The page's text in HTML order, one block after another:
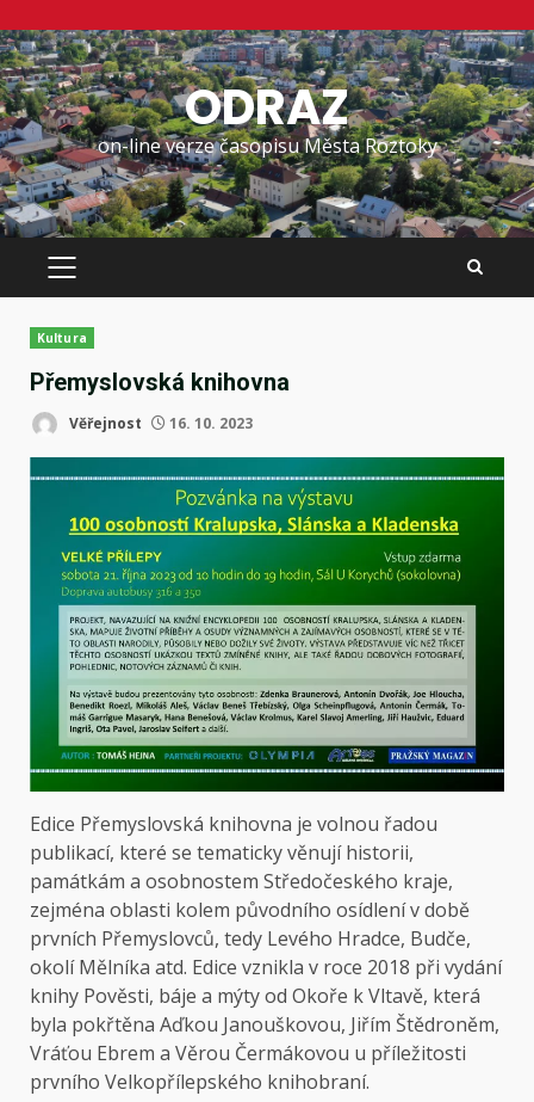
Skip
to
content
ODRAZ
on-line verze časopisu Města Roztoky
PRIMARY
Kultura
Přemyslovská knihovna
Věřejnost 16. 10. 2023
Edice Přemyslovská knihovna je volnou řadou
publikací, které se tematicky věnují historii,
památkám a osobnostem Středočeského kraje,
zejména oblasti kolem původního osídlení v době
prvních Přemyslovců, tedy Levého Hradce, Budče,
okolí Mělníka atd. Edice vznikla v roce 2018 při vydání
knihy Pověsti, báje a mýty od Okoře k Vltavě, která
byla pokřtěna Aďkou Janouškovou, Jiřím Štědroněm,
Vráťou Ebrem a Věrou Čermákovou u příležitosti
prvního Velkopřílepského knihobraní.